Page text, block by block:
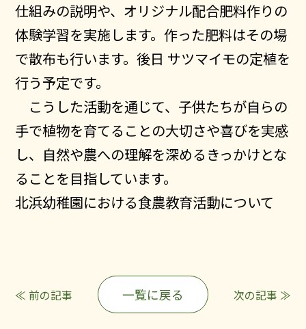
ニュース
会社概要
私たちの取り組み
数字で見る土壌と肥料
採用情報
仕組みの説明や、オリジナル配合肥料作りの
体験学習を実施します。作った肥料はその場
で散布も行います。後日 サツマイモの定植を
行う予定です。
こうした活動を通じて、子供たちが自らの
手で植物を育てることの大切さや喜びを実感
し、自然や農への理解を深めるきっかけとな
ることを目指しています。
北浜幼稚園における食農教育活動について
≪ 前の記事 一覧に戻る 次の記事 ≫